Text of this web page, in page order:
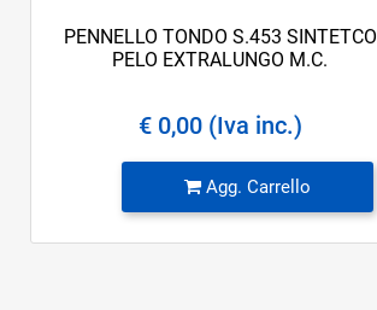
PENNELLO TONDO S.453 SINTETCO
PELO EXTRALUNGO M.C.
€ 0,00 (Iva inc.)
Agg. Carrello